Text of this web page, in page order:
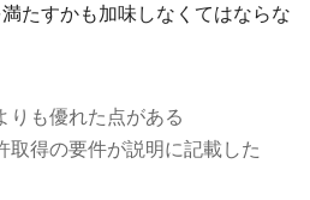
たすかも加味しなくてはならな
も優れた点がある
得の要件が説明に記載した